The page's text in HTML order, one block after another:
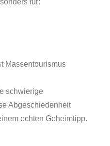
für:
Massentourismus
schwierige
Abgeschiedenheit
echten Geheimtipp.